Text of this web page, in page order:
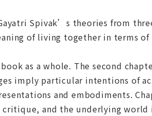
Spivak’s theories from
of living together in terms
as a whole. The second
imply particular intentions of
and embodiments.
and the underlying world